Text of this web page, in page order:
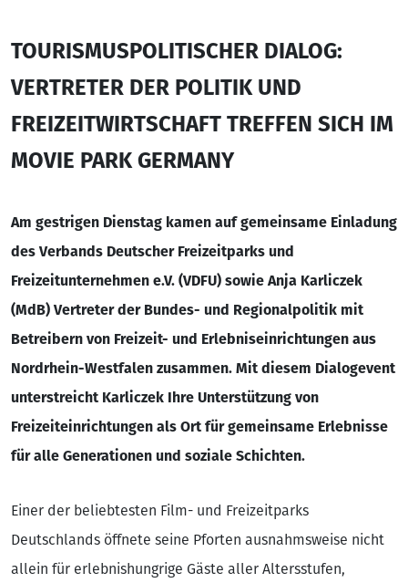
TOURISMUSPOLITISCHER DIALOG:
VERTRETER DER POLITIK UND
FREIZEITWIRTSCHAFT TREFFEN SICH IM
MOVIE PARK GERMANY
Am gestrigen Dienstag kamen auf gemeinsame Einladung
des Verbands Deutscher Freizeitparks und
Freizeitunternehmen e.V. (VDFU) sowie Anja Karliczek
(MdB) Vertreter der Bundes- und Regionalpolitik mit
Betreibern von Freizeit- und Erlebniseinrichtungen aus
Nordrhein-Westfalen zusammen. Mit diesem Dialogevent
unterstreicht Karliczek Ihre Unterstützung von
Freizeiteinrichtungen als Ort für gemeinsame Erlebnisse
für alle Generationen und soziale Schichten.
Einer der beliebtesten Film- und Freizeitparks
Deutschlands öffnete seine Pforten ausnahmsweise nicht
allein für erlebnishungrige Gäste aller Altersstufen,